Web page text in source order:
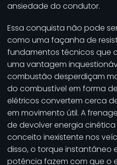
ansiedade do condutor.
Essa conquista não pode
como uma façanha de
fundamentos técnicos que
uma vantagem
combustão desperdiçam
do combustível em forma
elétricos convertem cerca
em movimento útil. A
de devolver energia
conceito inexistente nos
disso, o torque instantâneo
potência fazem com que o